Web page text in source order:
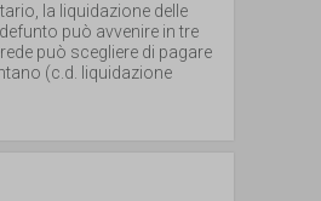
la liquidazione delle
può avvenire in tre
può scegliere di pagare
(c.d. liquidazione